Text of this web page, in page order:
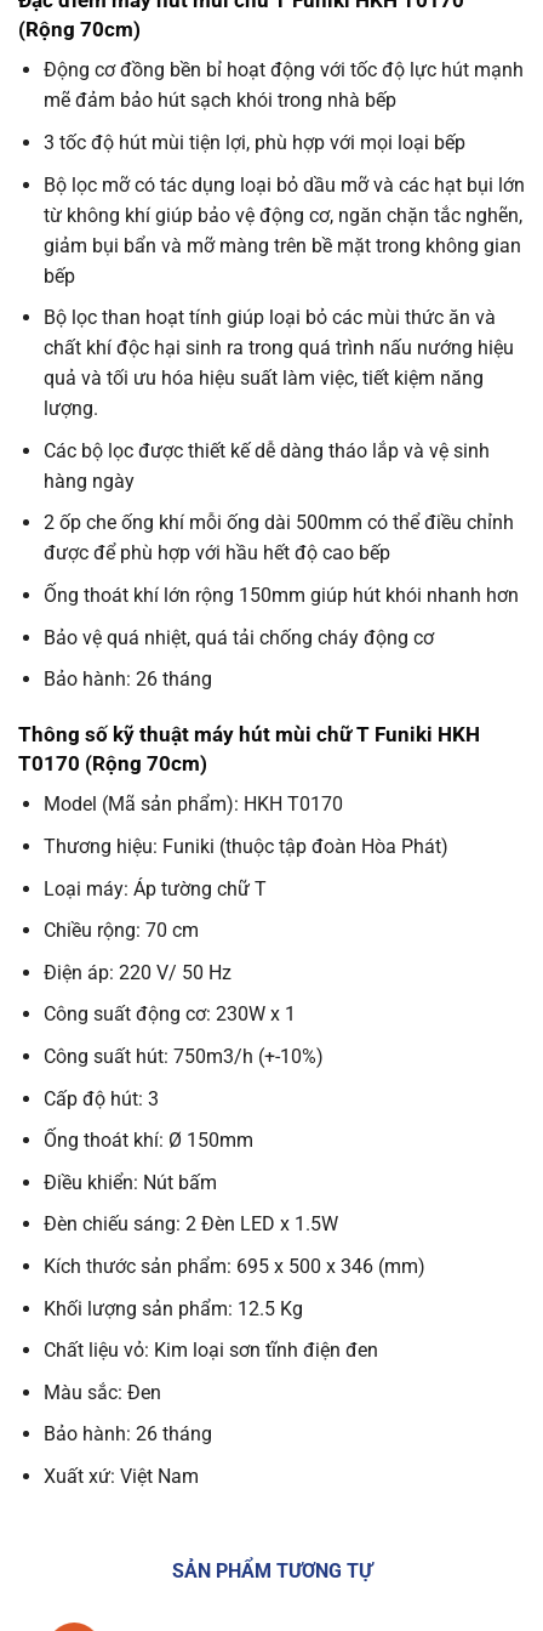
(Rộng 70cm)
Động cơ đồng bền bỉ hoạt động với tốc độ lực hút mạnh
mẽ đảm bảo hút sạch khói trong nhà bếp
3 tốc độ hút mùi tiện lợi, phù hợp với mọi loại bếp
Bộ lọc mỡ có tác dụng loại bỏ dầu mỡ và các hạt bụi lớn
từ không khí giúp bảo vệ động cơ, ngăn chặn tắc nghẽn,
giảm bụi bẩn và mỡ màng trên bề mặt trong không gian
bếp
Bộ lọc than hoạt tính giúp loại bỏ các mùi thức ăn và
chất khí độc hại sinh ra trong quá trình nấu nướng hiệu
quả và tối ưu hóa hiệu suất làm việc, tiết kiệm năng
lượng.
Các bộ lọc được thiết kế dễ dàng tháo lắp và vệ sinh
hàng ngày
2 ốp che ống khí mỗi ống dài 500mm có thể điều chỉnh
được để phù hợp với hầu hết độ cao bếp
Ống thoát khí lớn rộng 150mm giúp hút khói nhanh hơn
Bảo vệ quá nhiệt, quá tải chống cháy động cơ
Bảo hành: 26 tháng
Thông số kỹ thuật máy hút mùi chữ T Funiki HKH
T0170 (Rộng 70cm)
Model (Mã sản phẩm): HKH T0170
Thương hiệu: Funiki (thuộc tập đoàn Hòa Phát)
Loại máy: Áp tường chữ T
Chiều rộng: 70 cm
Điện áp: 220 V/ 50 Hz
Công suất động cơ: 230W x 1
Công suất hút: 750m3/h (+-10%)
Cấp độ hút: 3
Ống thoát khí: Ø 150mm
Điều khiển: Nút bấm
Đèn chiếu sáng: 2 Đèn LED x 1.5W
Kích thước sản phẩm: 695 x 500 x 346 (mm)
Khối lượng sản phẩm: 12.5 Kg
Chất liệu vỏ: Kim loại sơn tĩnh điện đen
Màu sắc: Đen
Bảo hành: 26 tháng
Xuất xứ: Việt Nam
SẢN PHẨM TƯƠNG TỰ